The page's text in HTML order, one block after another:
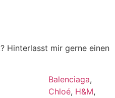
Hinterlasst mir gerne einen
Balenciaga,
Chloé, H&M,